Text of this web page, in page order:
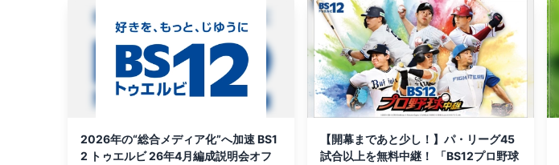
2026年の“総合メディア化”へ加速 BS1
2 トゥエルビ 26年4月編成説明会オフ
【開幕まであと少し！】パ・リーグ45
試合以上を無料中継！ 「BS12プロ野球